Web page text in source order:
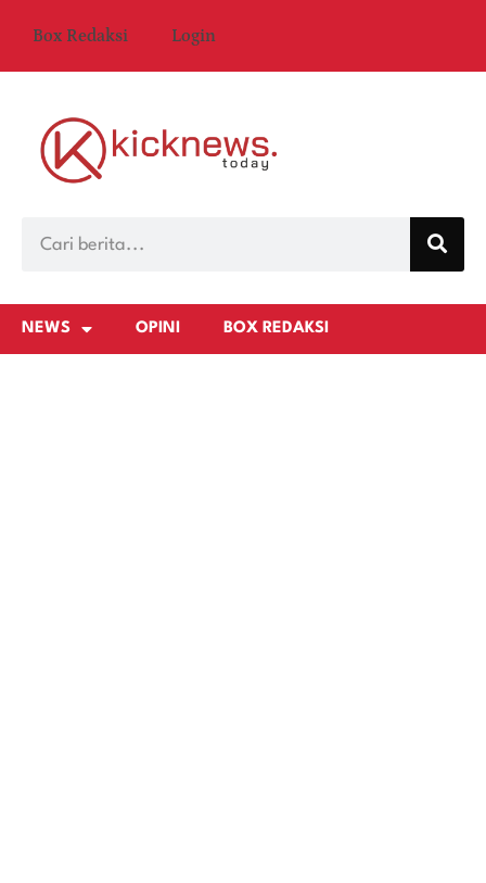
Box Redaksi Login
NEWS OPINI BOX REDAKSI